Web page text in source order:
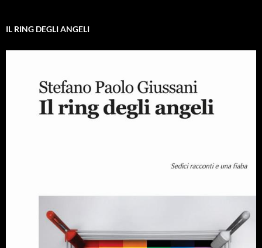
IL RING DEGLI ANGELI